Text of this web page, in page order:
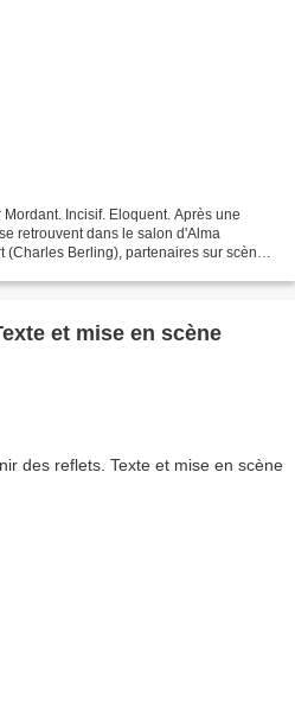
Incisif. Eloquent. Après une
retrouvent dans le salon d'Alma
(Charles Berling), partenaires sur scène
et mise en scène